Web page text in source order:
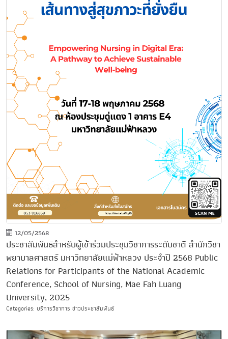
12/05/2568
ประชาสัมพันธ์สำหรับผู้เข้าร่วมประชุมวิชาการระดับชาติ สำนักวิชา
พยาบาลศาสตร์ มหาวิทยาลัยแม่ฟ้าหลวง ประจำปี 2568 Public
Relations for Participants of the National Academic
Conference, School of Nursing, Mae Fah Luang
University, 2025
Categories: บริการวิชาการ ข่าวประชาสัมพันธ์